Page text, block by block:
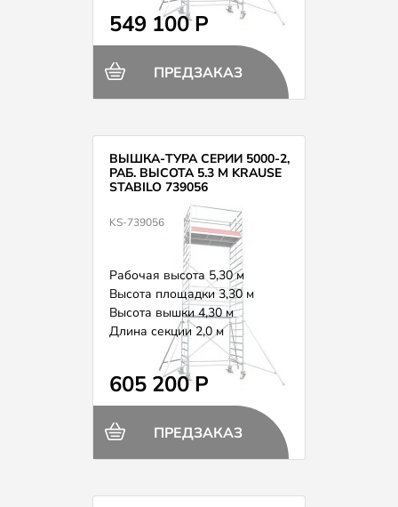
549 100 Р
ПРЕДЗАКАЗ
ВЫШКА-ТУРА СЕРИИ 5000-2,
РАБ. ВЫСОТА 5.3 М KRAUSE
STABILO 739056
KS-739056
Рабочая высота 5,30 м
Высота площадки 3,30 м
Высота вышки 4,30 м
Длина секции 2,0 м
Вес 165,0 кг
605 200 Р
ПРЕДЗАКАЗ